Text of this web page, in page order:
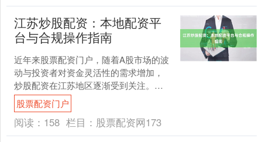
江苏炒股配资：本地配资平
台与合规操作指南
近年来股票配资门户，随着A股市场的波
动与投资者对资金灵活性的需求增加，
炒股配资在江苏地区逐渐受到关注。对
于江苏本地的投资者而言，选择一家正
规、合规的配资平台，并....
股票配资门户
阅读： 158 栏目： 股票配资网173